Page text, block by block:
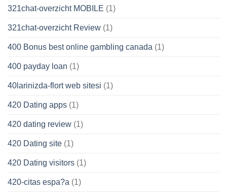
321chat-overzicht MOBILE (1)
321chat-overzicht Review (1)
400 Bonus best online gambling canada (1)
400 payday loan (1)
40larinizda-flort web sitesi (1)
420 Dating apps (1)
420 dating review (1)
420 Dating site (1)
420 Dating visitors (1)
420-citas espa?a (1)